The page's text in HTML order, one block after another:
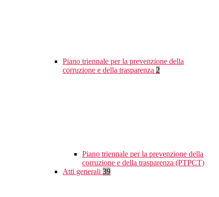
Piano triennale per la prevenzione della
corruzione e della trasparenza 2
Piano triennale per la prevenzione della
corruzione e della trasparenza (PTPCT)
Atti generali 39